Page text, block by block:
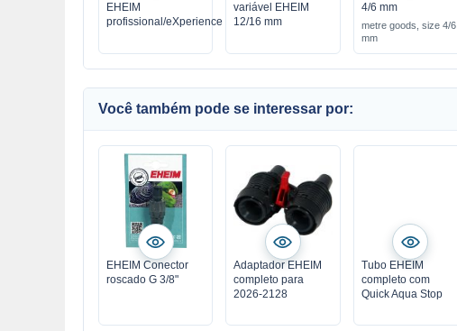
EHEIM
profissional/eXperience
variável EHEIM
12/16 mm
4/6 mm
metre goods, size 4/6
mm
Você também pode se interessar por:
EHEIM Conector
roscado G 3/8"
Adaptador EHEIM
completo para
2026-2128
Tubo EHEIM
completo com
Quick Aqua Stop